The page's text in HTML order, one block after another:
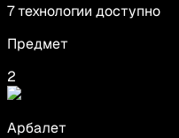
7технологии доступно
Предмет
2
Арбалет